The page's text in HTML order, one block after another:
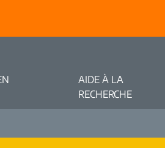
AIDE À LA
RECHERCHE